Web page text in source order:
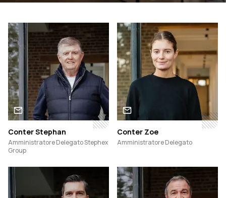
Conter Stephan
Amministratore Delegato Stephex
Group
Conter Zoe
Amministratore Delegato